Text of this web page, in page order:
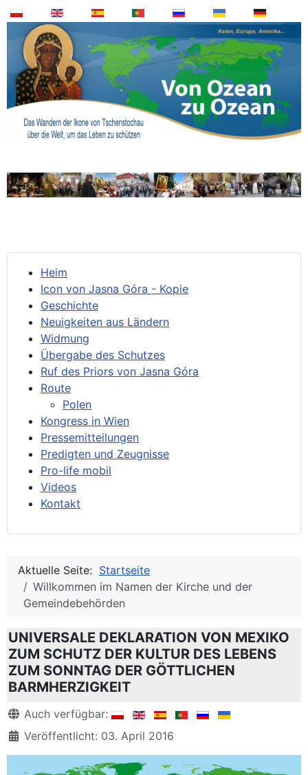
Heim
Icon von Jasna Góra - Kopie
Geschichte
Neuigkeiten aus Ländern
Widmung
Übergabe des Schutzes
Ruf des Priors von Jasna Góra
Route
Polen
Kongress in Wien
Pressemitteilungen
Predigten und Zeugnisse
Pro-life mobil
Videos
Kontakt
Aktuelle Seite: Startseite
Willkommen im Namen der Kirche und der
Gemeindebehörden
UNIVERSALE DEKLARATION VON MEXIKO
ZUM SCHUTZ DER KULTUR DES LEBENS
ZUM SONNTAG DER GÖTTLICHEN
BARMHERZIGKEIT
DetailsAuch verfügbar:
Veröffentlicht: 03. April 2016